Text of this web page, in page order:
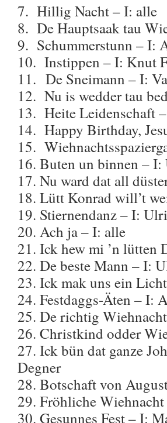
7. Hillig Nacht – I: alle
8. De Hauptsaak tau
9. Schummerstunn – I:
10. Instippen – I: Knut
11. De Sneimann – I:
12. Nu is wedder tau
13. Heite Leidenschaft
14. Happy Birthday,
15.
16. Buten un binnen –
17. Nu ward dat all
18. Lütt Konrad will’t
19. Stiernendanz – I:
20. Ach ja – I: alle
21. Ick hew mi ’n lütten
22. De beste Mann – I:
23. Ick mak uns ein
24. Festdaggs-Äten – I:
25. De richtig
26. Christkind odder
27. Ick bün dat ganze
Degner
28. Botschaft von
29. Fröhliche
30. Gesunnes Fest – I: